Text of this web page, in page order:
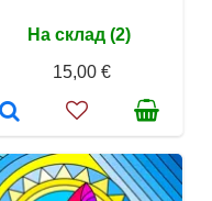
На склад (2)
15,00 €